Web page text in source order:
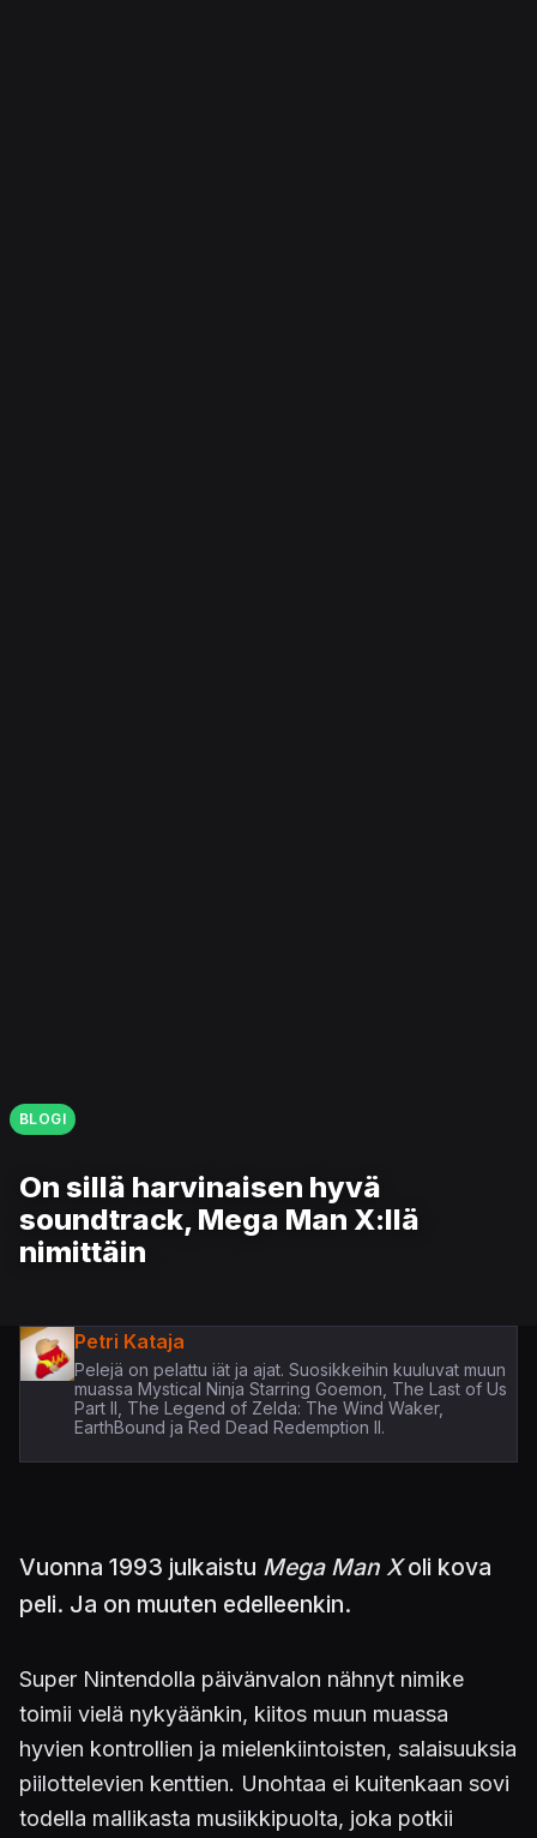
BLOGI
On sillä harvinaisen hyvä
soundtrack, Mega Man X:llä
nimittäin
Petri Kataja
Pelejä on pelattu iät ja ajat. Suosikkeihin kuuluvat muun
muassa Mystical Ninja Starring Goemon, The Last of Us
Part II, The Legend of Zelda: The Wind Waker,
EarthBound ja Red Dead Redemption II.
Vuonna 1993 julkaistu Mega Man Xoli kova
peli. Ja on muuten edelleenkin.
Super Nintendolla päivänvalon nähnyt nimike
toimii vielä nykyäänkin, kiitos muun muassa
hyvien kontrollien ja mielenkiintoisten, salaisuuksia
piilottelevien kenttien. Unohtaa ei kuitenkaan sovi
todella mallikasta musiikkipuolta, joka potkii